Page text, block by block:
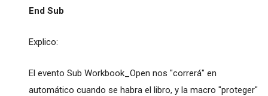
End Sub
Explico:
El evento Sub Workbook_Open nos "correrá" en
automático cuando se habra el libro, y la macro "proteger"